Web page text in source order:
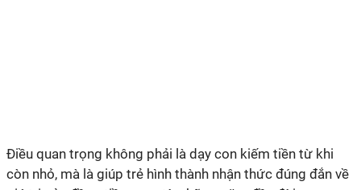
Điều quan trọng không phải là dạy con kiếm tiền từ khi
còn nhỏ, mà là giúp trẻ hình thành nhận thức đúng đắn về